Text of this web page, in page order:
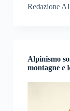
Redazione AI
Alpinismo
montagne e